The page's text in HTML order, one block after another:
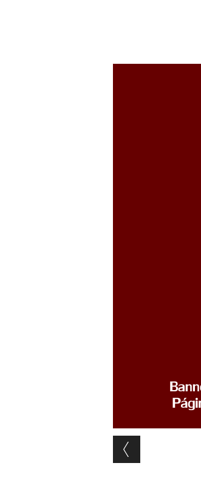
Post